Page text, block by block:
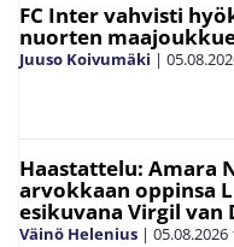
FC Inter vahvisti
nuorten
Juuso Koivumäki |
Haastattelu: Amara
arvokkaan oppinsa
esikuvana Virgil van
Väinö Helenius | 05.08.2026